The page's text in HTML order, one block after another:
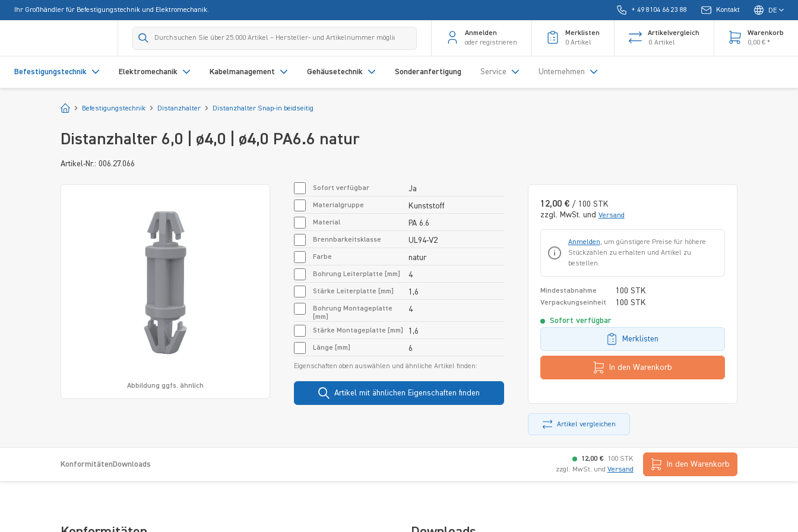
Zur Hauptnavigation springen
Ihr Großhändler für Befestigungstechnik und Elektromechanik. + 49 8104 66 23 88 Kontakt DE
Anmelden
oder registrieren
Merklisten
0 Artikel
Artikelvergleich
0 Artikel
Warenkorb
0,00 € *
Befestigungstechnik Elektromechanik Kabelmanagement Gehäusetechnik Sonderanfertigung Service Unternehmen
Startseite
Befestigungstechnik Distanzhalter Distanzhalter Snap-in beidseitig
Distanzhalter 6,0 | ø4,0 | ø4,0 PA6.6 natur
Artikel-Nr.: 006.27.066
Abbildung ggfs. ähnlich
12,00 € / 100 STK
zzgl. MwSt. und Versand
Anmelden, um günstigere Preise für höhere
Stückzahlen zu erhalten und Artikel zu
bestellen.
Mindestabnahme 100 STK
Verpackungseinheit 100 STK
Sofort verfügbar
Merklisten
In den Warenkorb
Artikel vergleichen
Sofort verfügbar Ja
Materialgruppe Kunststoff
Material PA 6.6
Brennbarkeitsklasse UL94-V2
Farbe natur
Bohrung Leiterplatte [mm] 4
Stärke Leiterplatte [mm] 1,6
Bohrung Montageplatte
[mm]
4
Stärke Montageplatte [mm] 1,6
Länge [mm] 6
Eigenschaften oben auswählen und ähnliche Artikel finden:
Artikel mit ähnlichen Eigenschaften finden
Konformitäten Downloads
12,00 €
100 STK
zzgl. MwSt. und Versand
In den Warenkorb